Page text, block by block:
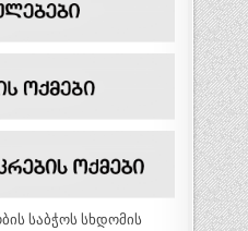
საბჭოს სხდომის